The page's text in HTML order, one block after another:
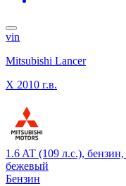
vin
Mitsubishi Lancer
X 2010 г.в.
1.6 AT (109 л.с.),
бежевый
Бензин